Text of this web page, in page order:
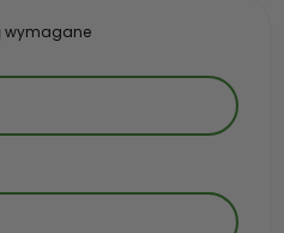
wymagane